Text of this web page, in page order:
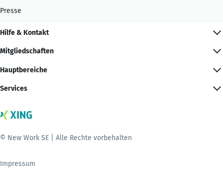
Presse
Hilfe & Kontakt
Mitgliedschaften
Hauptbereiche
Services
© New Work SE | Alle Rechte vorbehalten
Impressum